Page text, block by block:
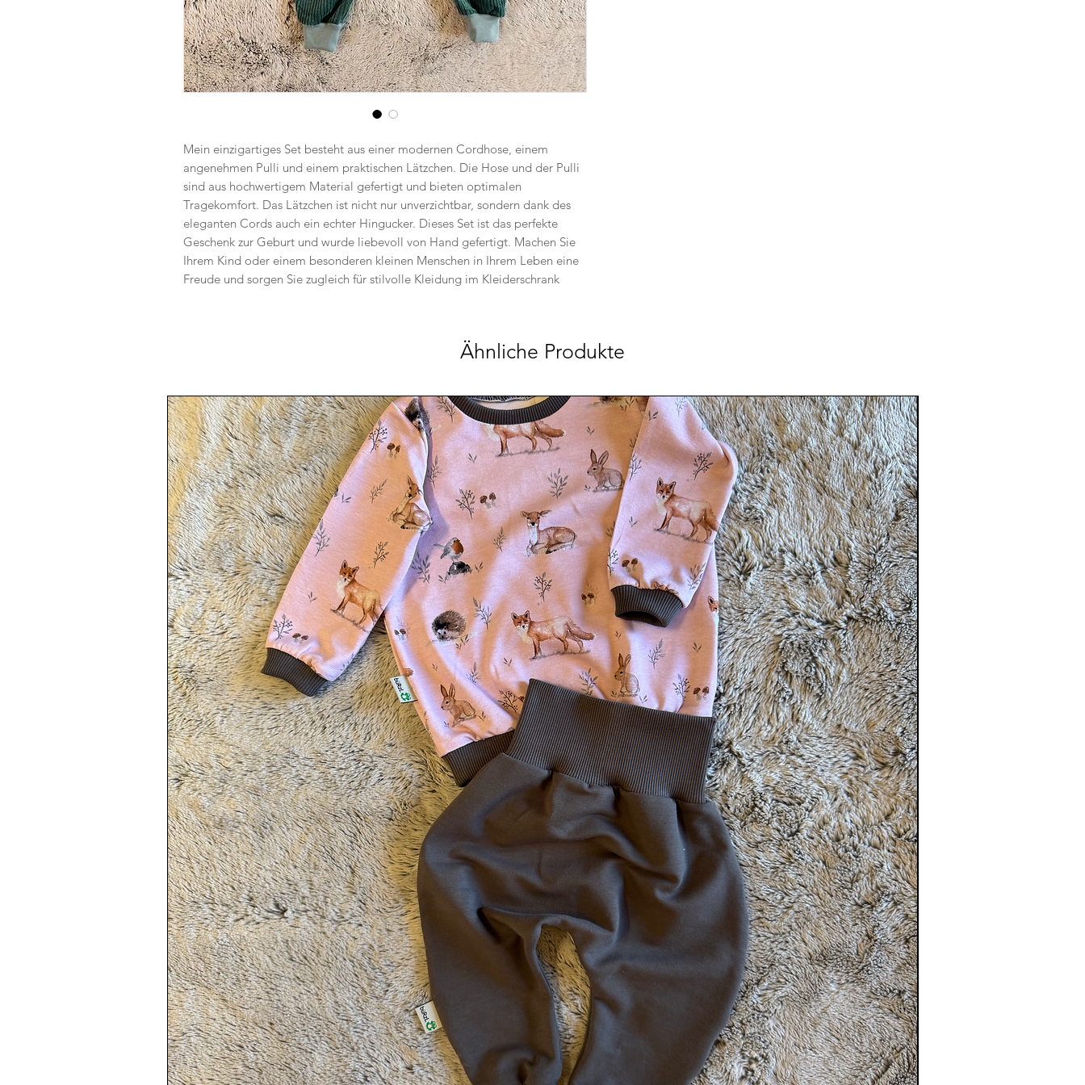
Mein einzigartiges Set besteht aus einer modernen Cordhose, einem
angenehmen Pulli und einem praktischen Lätzchen. Die Hose und der Pulli
sind aus hochwertigem Material gefertigt und bieten optimalen
Tragekomfort. Das Lätzchen ist nicht nur unverzichtbar, sondern dank des
eleganten Cords auch ein echter Hingucker. Dieses Set ist das perfekte
Geschenk zur Geburt und wurde liebevoll von Hand gefertigt. Machen Sie
Ihrem Kind oder einem besonderen kleinen Menschen in Ihrem Leben eine
Freude und sorgen Sie zugleich für stilvolle Kleidung im Kleiderschrank
Ähnliche Produkte